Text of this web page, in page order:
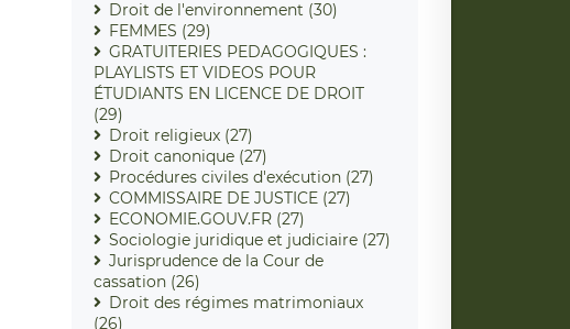
Droit de l'environnement (30)
FEMMES (29)
GRATUITERIES PEDAGOGIQUES :
PLAYLISTS ET VIDEOS POUR
ÉTUDIANTS EN LICENCE DE DROIT
(29)
Droit religieux (27)
Droit canonique (27)
Procédures civiles d'exécution (27)
COMMISSAIRE DE JUSTICE (27)
ECONOMIE.GOUV.FR (27)
Sociologie juridique et judiciaire (27)
Jurisprudence de la Cour de
cassation (26)
Droit des régimes matrimoniaux
(26)